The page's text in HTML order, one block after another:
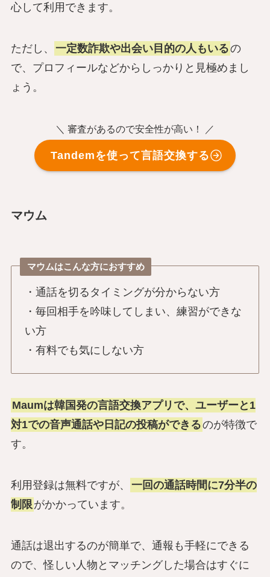
心して利用できます。
ただし、 一定数詐欺や出会い目的の人もいるの
で、プロフィールなどからしっかりと見極めまし
ょう。
＼ 審査があるので安全性が高い！ ／
Tandemを使って言語交換する
マウム
マウムはこんな方におすすめ
・通話を切るタイミングが分からない方
・毎回相手を吟味してしまい、練習ができな
い方
・有料でも気にしない方
Maumは韓国発の言語交換アプリで、ユーザーと1
対1での音声通話や日記の投稿ができるのが特徴で
す。
利用登録は無料ですが、
一回の通話時間に7分半の
制限 がかかっています。
通話は退出するのが簡単で、通報も手軽にできる
ので、怪しい人物とマッチングした場合はすぐに